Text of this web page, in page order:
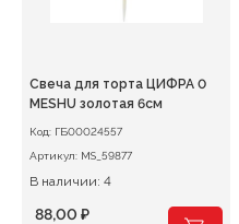
Свеча для торта ЦИФРА 0
MESHU золотая 6см
Код: ГБ00024557
Артикул: MS_59877
В наличии: 4
88,00 ₽